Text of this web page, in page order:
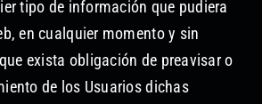
tipo de información que pudiera
en cualquier momento y sin
exista obligación de preavisar o
de los Usuarios dichas